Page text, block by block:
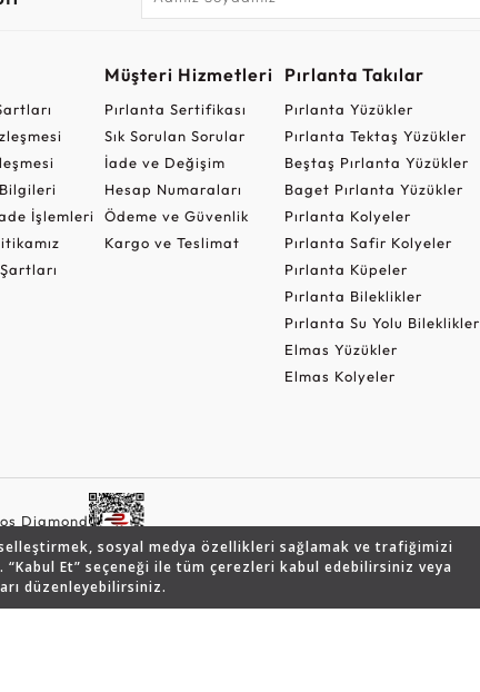
sosyal medya özellikleri sağlamak ve trafiğimizi
Et” seçeneği ile tüm çerezleri kabul edebilirsiniz veya
düzenleyebilirsiniz.
İşlemleri
Müşteri Hizmetleri
Pırlanta Sertifikası
Sık Sorulan Sorular
İade ve Değişim
Hesap Numaraları
Ödeme ve Güvenlik
Kargo ve Teslimat
Pırlanta Takılar
Pırlanta Yüzükler
Pırlanta Tektaş Yüzükler
Beştaş Pırlanta Yüzükler
Baget Pırlanta Yüzükler
Pırlanta Kolyeler
Pırlanta Safir Kolyeler
Pırlanta Küpeler
Pırlanta Bileklikler
Pırlanta Su Yolu Bileklikler
Elmas Yüzükler
Elmas Kolyeler
Diamond